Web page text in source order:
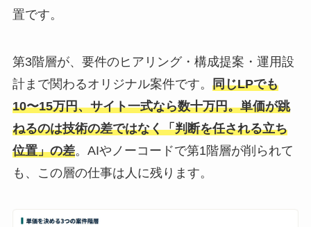
置です。
第3階層が、要件のヒアリング・構成提案・運用設
計まで関わるオリジナル案件です。 同じLPでも
10〜15万円、サイト一式なら数十万円。単価が跳
ねるのは技術の差ではなく「判断を任される立ち
位置」の差。AIやノーコードで第1階層が削られて
も、この層の仕事は人に残ります。